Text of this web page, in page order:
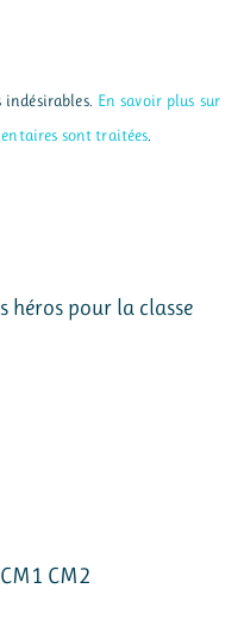
En savoir plus sur
sont traitées.
héros pour la classe
CM2